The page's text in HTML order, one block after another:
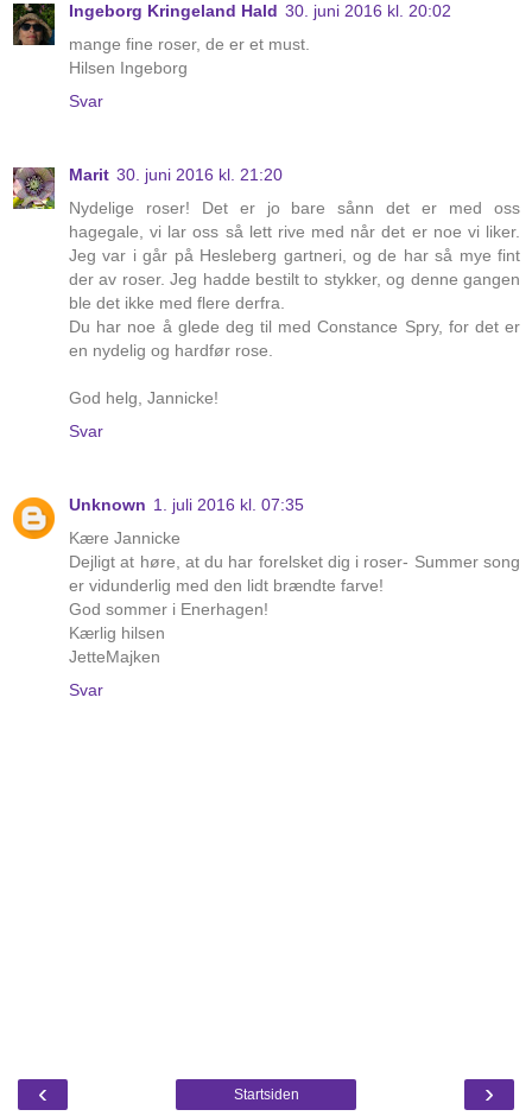
Ingeborg Kringeland Hald 30. juni 2016 kl. 20:02
mange fine roser, de er et must.
Hilsen Ingeborg
Svar
Marit 30. juni 2016 kl. 21:20
Nydelige roser! Det er jo bare sånn det er med oss
hagegale, vi lar oss så lett rive med når det er noe vi liker.
Jeg var i går på Hesleberg gartneri, og de har så mye fint
der av roser. Jeg hadde bestilt to stykker, og denne gangen
ble det ikke med flere derfra.
Du har noe å glede deg til med Constance Spry, for det er
en nydelig og hardfør rose.
God helg, Jannicke!
Svar
Unknown 1. juli 2016 kl. 07:35
Kære Jannicke
Dejligt at høre, at du har forelsket dig i roser- Summer song
er vidunderlig med den lidt brændte farve!
God sommer i Enerhagen!
Kærlig hilsen
JetteMajken
Svar
‹ ›
Startsiden